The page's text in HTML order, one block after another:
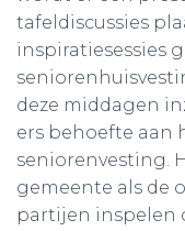
tafeldiscussies
inspiratiesessies
deze middagen
ers behoefte aan
seniorenvesting.
gemeente als de
partijen inspelen